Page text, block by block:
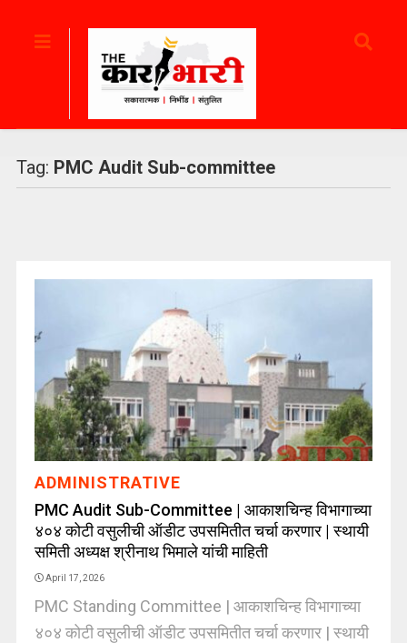
Tag: PMC Audit Sub-committee
ADMINISTRATIVE
PMC Audit Sub-Committee | आकाशचिन्ह विभागाच्या
४०४ कोटी वसुलीची ऑडीट उपसमितीत चर्चा करणार | स्थायी
समिती अध्यक्ष श्रीनाथ भिमाले यांची माहिती
April 17, 2026
PMC Standing Committee | आकाशचिन्ह विभागाच्या
४०४ कोटी वसुलीची ऑडीट उपसमितीत चर्चा करणार | स्थायी